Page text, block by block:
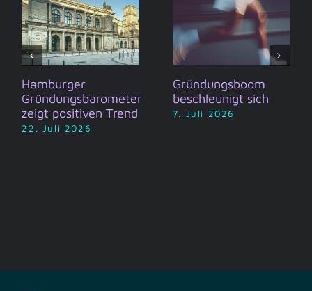
Hamburger
Gründungsbarometer
zeigt positiven Trend
22. Juli 2026
Gründungsboom
beschleunigt sich
7. Juli 2026